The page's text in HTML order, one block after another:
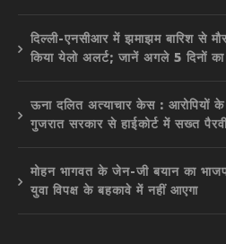
दिल्ली-एनसीआर में झमाझम बारिश से
किया येलो अलर्ट; जानें अगले 5 दिनों
ऊना दलित अत्याचार केस : आरोपियों के
गुजरात सरकार से हाईकोर्ट में सख्त
मोहन भागवत के जेन-जी बयान का
युवा विपक्ष के बहकावे में नहीं आएगा